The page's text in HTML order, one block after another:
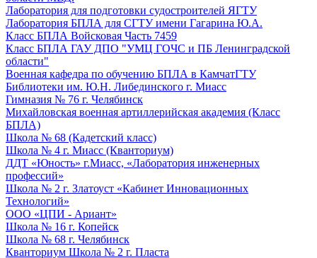
Лаборатория для подготовки судостроителей ЯГТУ
Лаборатория БПЛА для СГТУ имени Гагарина Ю.А.
Класс БПЛА Войсковая Часть 7459
Класс БПЛА ГАУ ДПО "УМЦ ГОЧС и ПБ Ленинградской
области"
Военная кафедра по обучению БПЛА в КамчатГТУ
Библиотеки им. Ю.Н. Либединского г. Миасс
Гимназия № 76 г. Челябинск
Михайловская военная артиллерийская академия (Класс
БПЛА)
Школа № 68 (Кадетский класс)
Школа № 4 г. Миасс (Кванториум)
ДДТ «Юность» г.Миасс, «Лаборатория инженерных
профессий»
Школа № 2 г. Златоуст «Кабинет Инновационных
Технологий»
ООО «ЦПИ - Ариант»
Школа № 16 г. Копейск
Школа № 68 г. Челябинск
Кванториум Школа № 2 г. Пласта